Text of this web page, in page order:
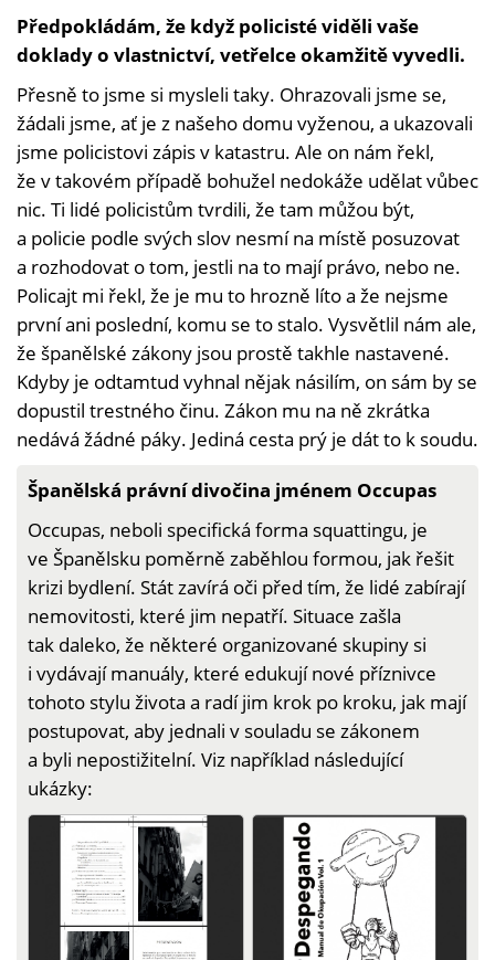
Předpokládám, že když policisté viděli vaše
doklady o vlastnictví, vetřelce okamžitě vyvedli.
Přesně to jsme si mysleli taky. Ohrazovali jsme se,
žádali jsme, ať je z našeho domu vyženou, a ukazovali
jsme policistovi zápis v katastru. Ale on nám řekl,
že v takovém případě bohužel nedokáže udělat vůbec
nic. Ti lidé policistům tvrdili, že tam můžou být,
a policie podle svých slov nesmí na místě posuzovat
a rozhodovat o tom, jestli na to mají právo, nebo ne.
Policajt mi řekl, že je mu to hrozně líto a že nejsme
první ani poslední, komu se to stalo. Vysvětlil nám ale,
že španělské zákony jsou prostě takhle nastavené.
Kdyby je odtamtud vyhnal nějak násilím, on sám by se
dopustil trestného činu. Zákon mu na ně zkrátka
nedává žádné páky. Jediná cesta prý je dát to k soudu.
Španělská právní divočina jménem Occupas
Occupas, neboli specifická forma squattingu, je
ve Španělsku poměrně zaběhlou formou, jak řešit
krizi bydlení. Stát zavírá oči před tím, že lidé zabírají
nemovitosti, které jim nepatří. Situace zašla
tak daleko, že některé organizované skupiny si
i vydávají manuály, které edukují nové příznivce
tohoto stylu života a radí jim krok po kroku, jak mají
postupovat, aby jednali v souladu se zákonem
a byli nepostižitelní. Viz například následující
ukázky: